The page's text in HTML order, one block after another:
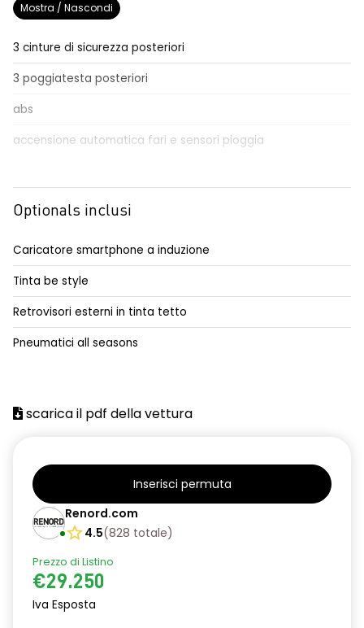
Mostra / Nascondi
3 cinture di sicurezza posteriori
3 poggiatesta posteriori
abs
accensione automatica fari e sensori pioggia
Aggiornamento del sistema, incluso per 5 anni
airbag laterali a tendina anteriori e posteriori
alzacristalli posteriori elettrici impulsionali
assistenza alla frenata d'emergenza
bracciolo anteriore con vano portaoggetti
cerchi in lega da 18''
climatizzatore automatico
criterio tecnico per tetto panoramico
design cerchi in lega da 18'' diamantati black hole
disattivazione ADAS
Optionals inclusi
Caricatore smartphone a induzione
Tinta be style
Retrovisori esterni in tinta tetto
Pneumatici all seasons
scarica il pdf della vettura
Inserisci permuta
Renord.com
4.5(828 totale)
Prezzo di Listino
€29.250
Iva Esposta